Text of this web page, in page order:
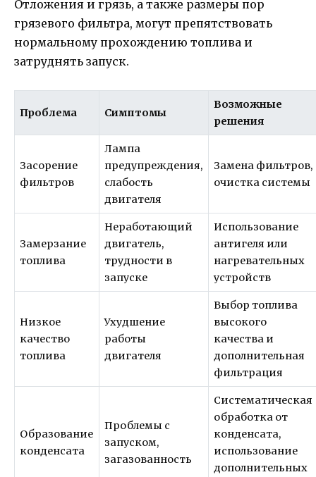
Отложения и грязь, а также размеры пор
грязевого фильтра, могут препятствовать
нормальному прохождению топлива и
затруднять запуск.
Проблема Симптомы
Возможные
решения
Засорение
фильтров
Лампа
предупреждения,
слабость
двигателя
Замена фильтров,
очистка системы
Замерзание
топлива
Неработающий
двигатель,
трудности в
запуске
Использование
антигеля или
нагревательных
устройств
Низкое
качество
топлива
Ухудшение
работы
двигателя
Выбор топлива
высокого
качества и
дополнительная
фильтрация
Образование
конденсата
Проблемы с
запуском,
загазованность
Систематическая
обработка от
конденсата,
использование
дополнительных